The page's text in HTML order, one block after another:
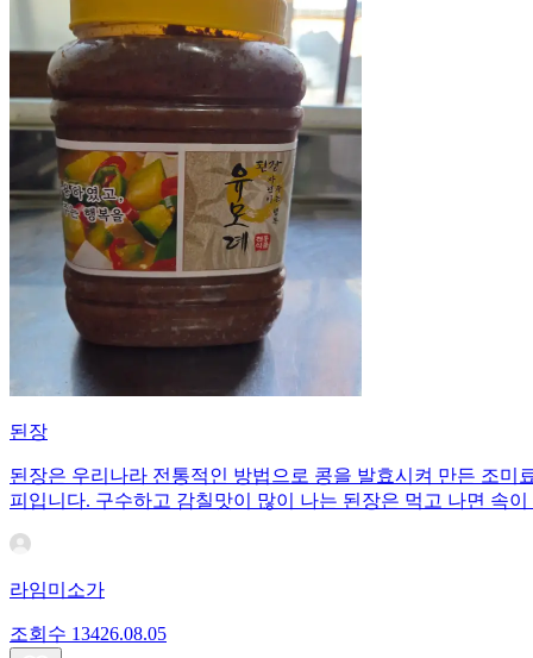
된장
된장은 우리나라 전통적인 방법으로 콩을 발효시켜 만든 조
피입니다. 구수하고 감칠맛이 많이 나는 된장은 먹고 나면 속
라임미소가
조회수 13426.08.05